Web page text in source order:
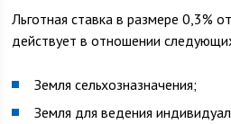
Льготная ставка в размере 0,3%
действует в отношении
Земля сельхозназначения;
Земля для ведения